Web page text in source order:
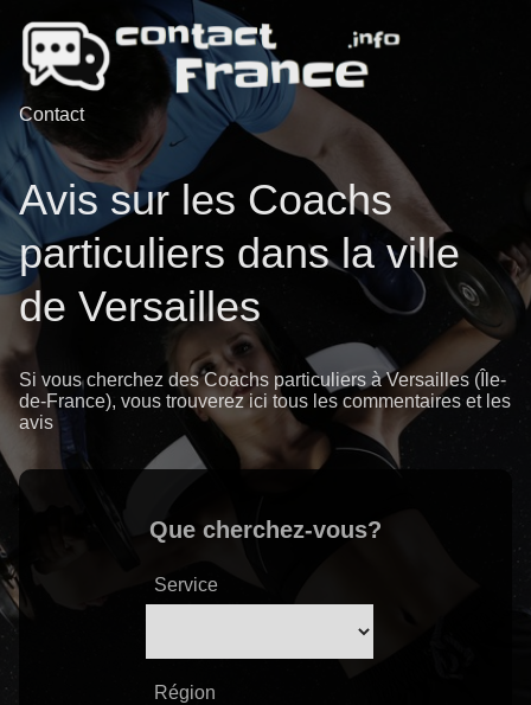
Contact
Avis sur les Coachs
particuliers dans la ville
de Versailles
Si vous cherchez des Coachs particuliers à Versailles (Île-
de-France), vous trouverez ici tous les commentaires et les
avis
Que cherchez-vous?
Service
Région